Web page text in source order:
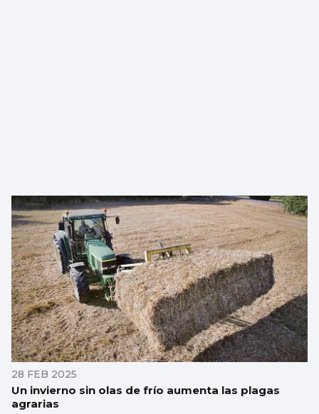
28 FEB 2025
Un invierno sin olas de frío aumenta las plagas
agrarias